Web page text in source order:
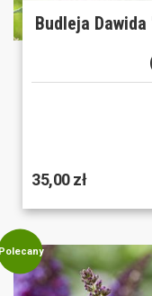
Budleja
35,00 zł